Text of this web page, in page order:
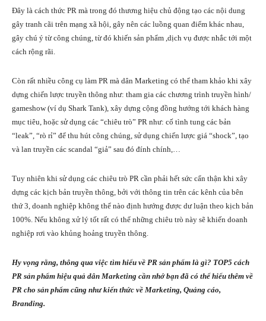
Đây là cách thức PR mà trong đó thương hiệu chủ động tạo các nội dung
gây tranh cãi trên mạng xã hội, gây nên các luồng quan điểm khác nhau,
gây chú ý từ công chúng, từ đó khiến sản phẩm ,dịch vụ được nhắc tới một
cách rộng rãi.
Còn rất nhiều công cụ làm PR mà dân Marketing có thể tham khảo khi xây
dựng chiến lược truyền thông như: tham gia các chương trình truyền hình/
gameshow (ví dụ Shark Tank), xây dựng cộng đồng hướng tới khách hàng
mục tiêu, hoặc sử dụng các “chiêu trò” PR như: cố tình tung các bản
“leak”, “rò rỉ” để thu hút công chúng, sử dụng chiến lược giá “shock”, tạo
và lan truyền các scandal “giả” sau đó đính chính,…
Tuy nhiên khi sử dụng các chiêu trò PR cần phải hết sức cẩn thận khi xây
dựng các kịch bản truyền thông, bởi với thông tin trên các kênh của bên
thứ 3, doanh nghiệp không thể nào định hướng được dư luận theo kịch bản
100%. Nếu không xử lý tốt rất có thể những chiêu trò này sẽ khiến doanh
nghiệp rơi vào khủng hoảng truyền thông.
Hy vọng rằng, thông qua việc tìm hiểu về PR sản phẩm là gì? TOP5 cách
PR sản phẩm hiệu quả dân Marketing cần nhớ bạn đã có thể hiểu thêm về
PR cho sản phẩm cũng như kiến thức về Marketing, Quảng cáo,
Branding.